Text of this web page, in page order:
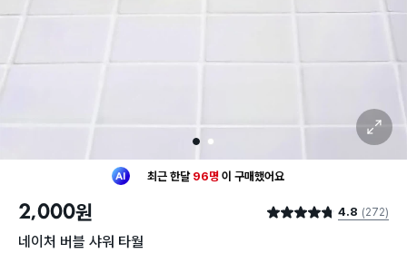
1 2
확대 보기
최근 한달 96명 이 구매했어요
구매했어요
2,000원 별점 4.8점 4.8 (272)
네이처 버블 샤워 타월